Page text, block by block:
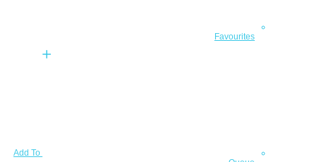
Favourites
Add To